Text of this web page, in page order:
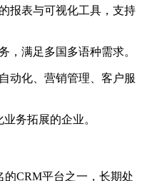
报表与可视化工具，支持
，满足多国多语种需求。
动化、营销管理、客户服
务拓展的企业。
的CRM平台之一，长期处